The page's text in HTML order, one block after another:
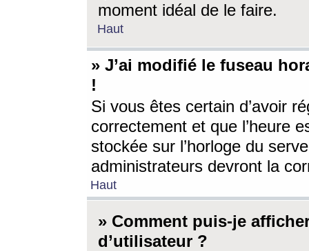
moment idéal de le faire.
Haut
» J’ai modifié le fuseau
!
Si vous êtes certain d’avoir
correctement et que l’heure
stockée sur l’horloge du
administrateurs devront la
Haut
» Comment puis-je
d’utilisateur ?